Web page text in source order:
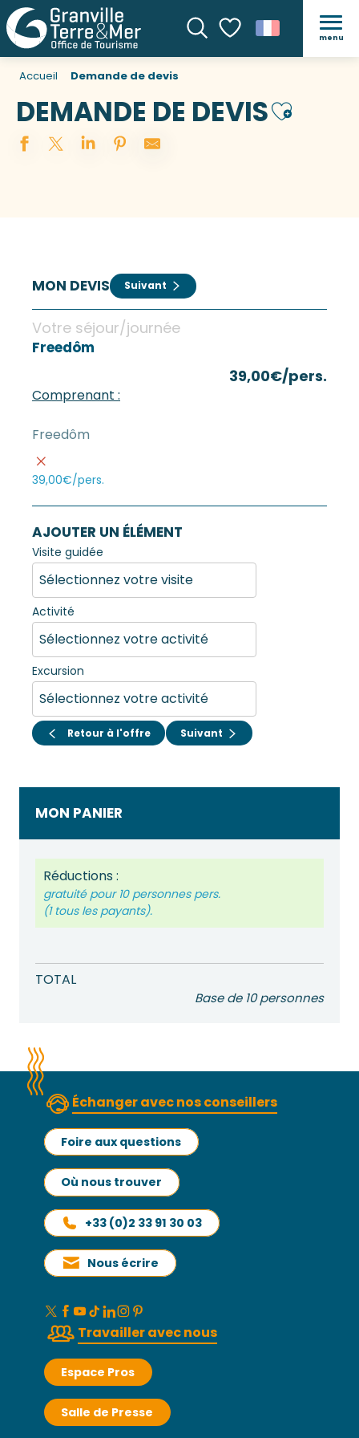
Recherche
Voir les favoris
menu
Accueil Demande de devis
DEMANDE DE DEVISAjouter
MON DEVIS Suivant
Votre séjour/journée
Freedôm
39,00€/pers.
Comprenant :
39,00€/pers.
AJOUTER UN ÉLÉMENT
Visite guidée
Activité
Excursion
Retour à l'offre Suivant
MON PANIER
Réductions :
gratuité pour 10 personnespers.
(1 tous les payants).
TOTAL
Base de 10 personnes
Échanger avec nos conseillers
Foire aux questions
Où nous trouver
+33 (0)2 33 91 30 03
Nous écrire
Travailler avec nous
Espace Pros
Salle de Presse